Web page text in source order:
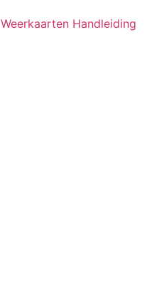
Weerkaarten Handleiding